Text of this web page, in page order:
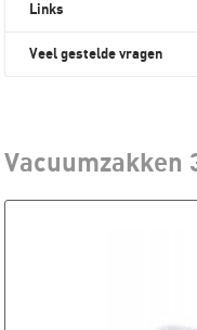
Links
Veel gestelde vragen
Vacuumzakken